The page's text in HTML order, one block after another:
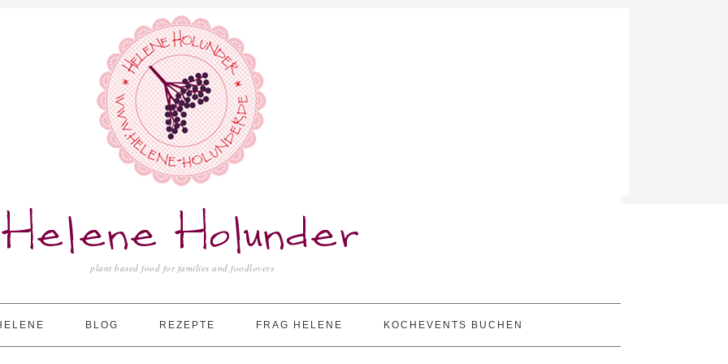
Helene Holunder
plant based food for families and foodlovers
BLOG REZEPTE FRAG HELENE KOCHEVENTS BUCHEN